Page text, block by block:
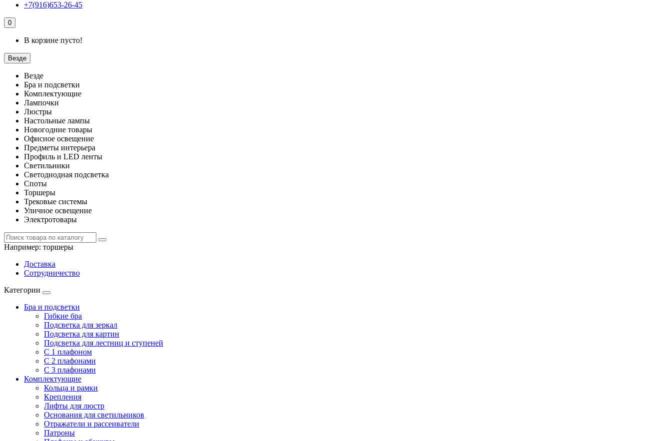
+7(916)653-26-45
0
В корзине пусто!
Везде
Везде
Бра и подсветки
Комплектующие
Лампочки
Люстры
Настольные лампы
Новогодние товары
Офисное освещение
Предметы интерьера
Профиль и LED ленты
Светильники
Светодиодная подсветка
Споты
Торшеры
Трековые системы
Уличное освещение
Электротовары
Например: торшеры
Доставка
Сотрудничество
Категории
Бра и подсветки
Гибкие бра
Подсветка для зеркал
Подсветка для картин
Подсветка для лестниц и ступеней
С 1 плафоном
С 2 плафонами
С 3 плафонами
Комплектующие
Кольца и рамки
Крепления
Лифты для люстр
Основания для светильников
Отражатели и рассеиватели
Патроны